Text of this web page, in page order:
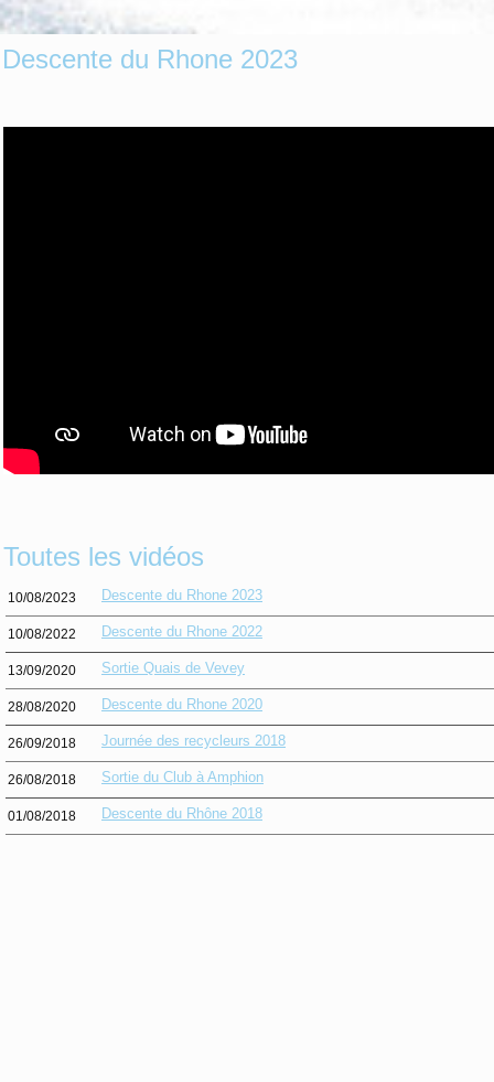
Descente du Rhone 2023
Toutes les vidéos
10/08/2023 Descente du Rhone 2023
10/08/2022 Descente du Rhone 2022
13/09/2020 Sortie Quais de Vevey
28/08/2020 Descente du Rhone 2020
26/09/2018 Journée des recycleurs 2018
26/08/2018 Sortie du Club à Amphion
01/08/2018 Descente du Rhône 2018